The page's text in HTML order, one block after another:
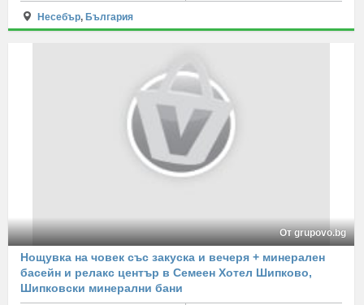
Несебър, България
От grupovo.bg
Нощувка на човек със закуска и вечеря + минерален
басейн и релакс център в Семеен Хотел Шипково,
Шипковски минерални бани